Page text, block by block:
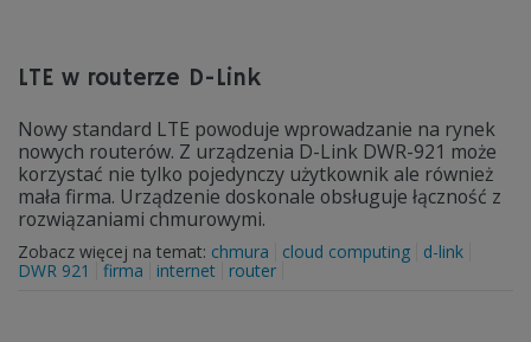
LTE w routerze D-Link
Nowy standard LTE powoduje wprowadzanie na rynek
nowych routerów. Z urządzenia D-Link DWR-921 może
korzystać nie tylko pojedynczy użytkownik ale również
mała firma. Urządzenie doskonale obsługuje łączność z
rozwiązaniami chmurowymi.
Zobacz więcej na temat: chmura cloud computing
d-link
DWR 921
firma internet router